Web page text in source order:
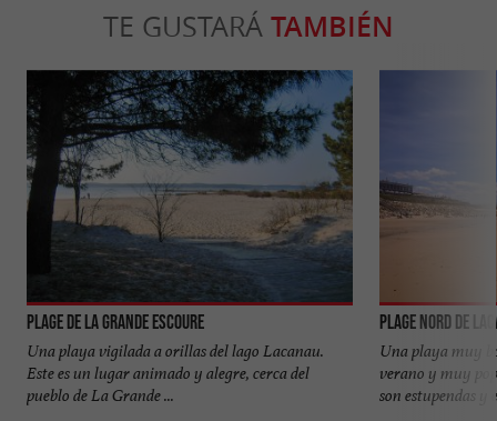
TE GUSTARÁ TAMBIÉN
Plage de la Grande Escoure
Una playa vigilada a orillas del lago Lacanau.
Este es un lugar animado y alegre, cerca del
pueblo de La Grande ...
Plage Nord de
Una playa muy
verano y muy
son estupendas y